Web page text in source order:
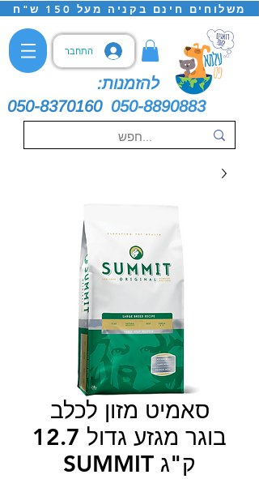
משלוחים חינם בקניה מעל 150 ש"ח
התחבר
להזמנות:
050-8370160 050-8890883
סאמיט מזון לכלב
בוגר מגזע גדול 12.7
ק"ג SUMMIT